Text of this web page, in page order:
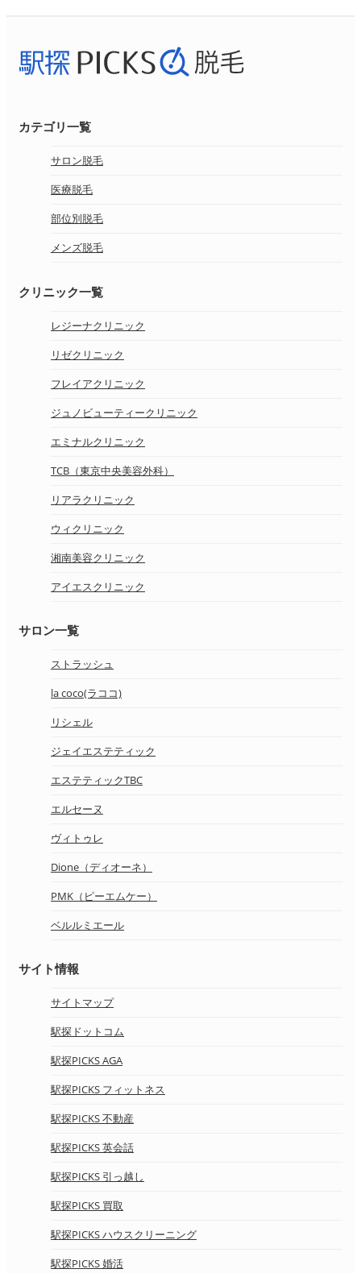
カテゴリ一覧
サロン脱毛
医療脱毛
部位別脱毛
メンズ脱毛
クリニック一覧
レジーナクリニック
リゼクリニック
フレイアクリニック
ジュノビューティークリニック
エミナルクリニック
TCB（東京中央美容外科）
リアラクリニック
ウィクリニック
湘南美容クリニック
アイエスクリニック
サロン一覧
ストラッシュ
la coco(ラココ)
リシェル
ジェイエステティック
エステティックTBC
エルセーヌ
ヴィトゥレ
Dione（ディオーネ）
PMK（ピーエムケー）
ベルルミエール
サイト情報
サイトマップ
駅探ドットコム
駅探PICKS AGA
駅探PICKS フィットネス
駅探PICKS 不動産
駅探PICKS 英会話
駅探PICKS 引っ越し
駅探PICKS 買取
駅探PICKS ハウスクリーニング
駅探PICKS 婚活